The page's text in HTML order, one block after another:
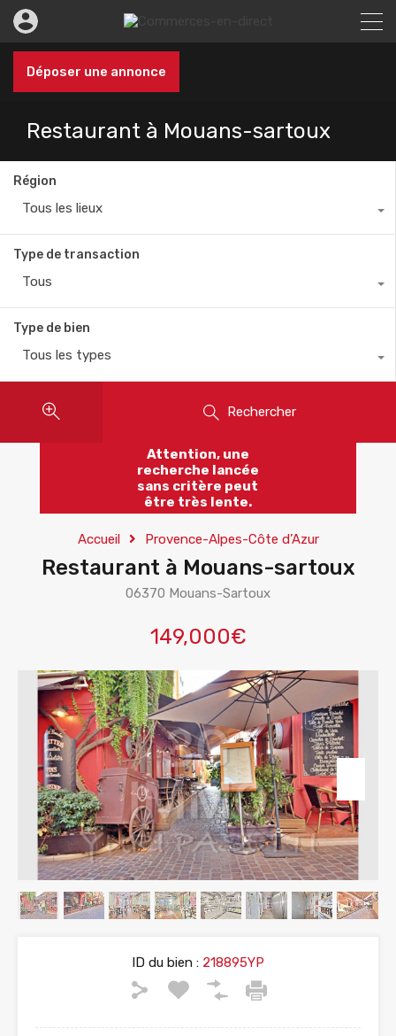
Déposer une annonce
Restaurant à Mouans-sartoux
Région
Tous les lieux
Type de transaction
Tous
Type de bien
Tous les types
Rechercher
Attention, une
recherche lancée
sans critère peut
être très lente.
Accueil Provence-Alpes-Côte d’Azur
Restaurant à Mouans-sartoux
06370 Mouans-Sartoux
149,000€
ID du bien : 218895YP